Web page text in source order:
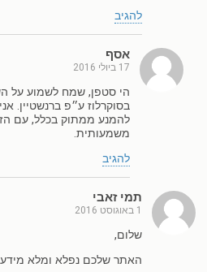
להגיב
אסף
17 ביולי 2016
הי סטפן, שמח לשמוע על
בסוקרלוז ע״פ ברנשטיין.
להמנע ממתוק בכלל, עם
משמעותית.
להגיב
תמי זאבי
1 באוגוסט 2016
שלום,
האתר שלכם נפלא ומלא